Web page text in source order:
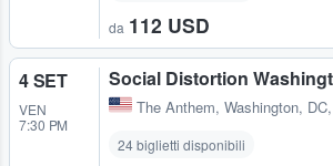
da 112 USD
4 SET
VEN
7:30 PM
Social Distortion
The Anthem, Washington,
24 biglietti disponibili